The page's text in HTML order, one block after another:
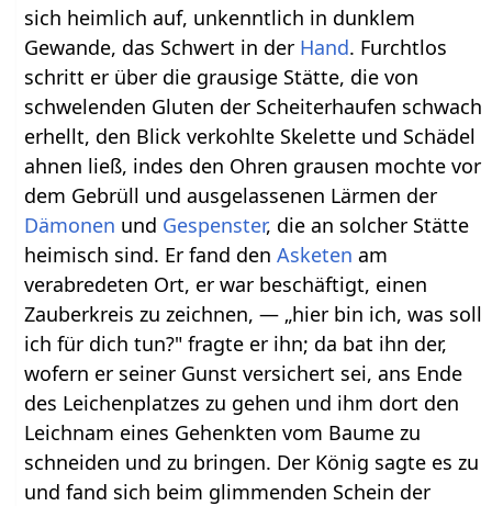
sich heimlich auf, unkenntlich in dunklem
Gewande, das Schwert in der Hand. Furchtlos
schritt er über die grausige Stätte, die von
schwelenden Gluten der Scheiterhaufen schwach
erhellt, den Blick verkohlte Skelette und Schädel
ahnen ließ, indes den Ohren grausen mochte vor
dem Gebrüll und ausgelassenen Lärmen der
Dämonen und Gespenster, die an solcher Stätte
heimisch sind. Er fand denAsketen am
verabredeten Ort, er war beschäftigt, einen
Zauberkreis zu zeichnen, — „hier bin ich, was soll
ich für dich tun?" fragte er ihn; da bat ihn der,
wofern er seiner Gunst versichert sei, ans Ende
des Leichenplatzes zu gehen und ihm dort den
Leichnam eines Gehenkten vom Baume zu
schneiden und zu bringen. Der König sagte es zu
und fand sich beim glimmenden Schein der